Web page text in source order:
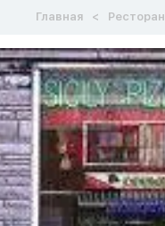
Главная Ресторан